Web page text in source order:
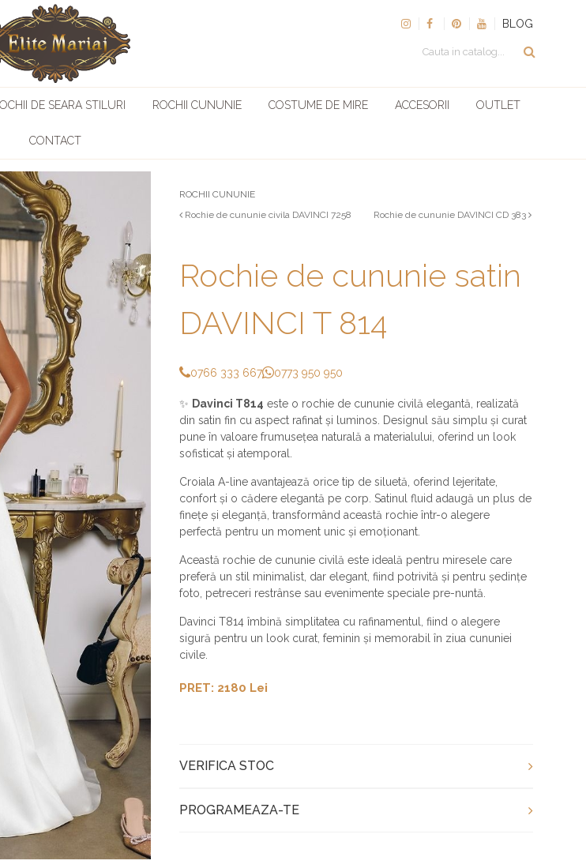
BLOG
DE SEARA STILURI ROCHII CUNUNIE COSTUME DE MIRE ACCESORII OUTLET
CONTACT
ROCHII CUNUNIE
Rochie de cununie civila DAVINCI 7258
Rochie de cununie DAVINCI CD 383
Rochie de cununie satin
DAVINCI T 814
0766 333 667 0773 950 950
✨ Davinci T814 este o rochie de cununie civilă elegantă, realizată
din satin fin cu aspect rafinat și luminos. Designul său simplu și curat
pune în valoare frumusețea naturală a materialului, oferind un look
sofisticat și atemporal.
Croiala A-line avantajează orice tip de siluetă, oferind lejeritate,
confort și o cădere elegantă pe corp. Satinul fluid adaugă un plus de
finețe și eleganță, transformând această rochie într-o alegere
perfectă pentru un moment unic și emoționant.
Această rochie de cununie civilă este ideală pentru miresele care
preferă un stil minimalist, dar elegant, fiind potrivită și pentru ședințe
foto, petreceri restrânse sau evenimente speciale pre-nuntă.
Davinci T814 îmbină simplitatea cu rafinamentul, fiind o alegere
sigură pentru un look curat, feminin și memorabil în ziua cununiei
civile.
PRET: 2180 Lei
VERIFICA STOC
PROGRAMEAZA-TE